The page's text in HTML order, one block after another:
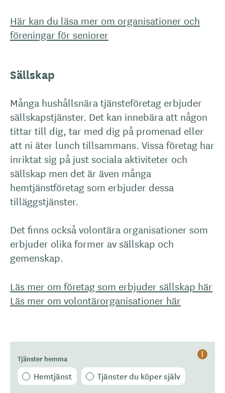
Hjälp
Tjänster hemma
Hemtjänst Tjänster du köper själv
Här kan du läsa mer om organisationer och
föreningar för seniorer
Sällskap
Många hushållsnära tjänsteföretag erbjuder
sällskapstjänster. Det kan innebära att någon
tittar till dig, tar med dig på promenad eller
att ni äter lunch tillsammans. Vissa företag har
inriktat sig på just sociala aktiviteter och
sällskap men det är även många
hemtjänstföretag som erbjuder dessa
tilläggstjänster.
Det finns också volontära organisationer som
erbjuder olika former av sällskap och
gemenskap.
Läs mer om företag som erbjuder sällskap här
Läs mer om volontärorganisationer här